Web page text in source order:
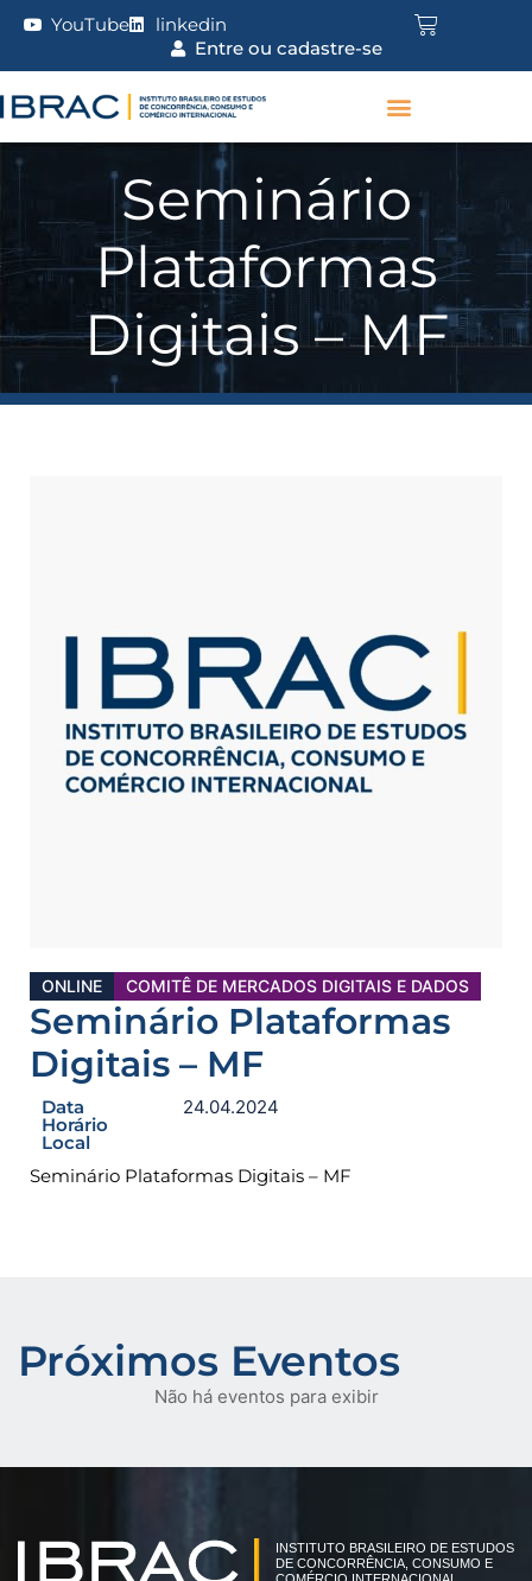
YouTube
linkedin
Entre ou cadastre-se
Seminário
Plataformas
Digitais – MF
ONLINE COMITÊ DE MERCADOS DIGITAIS E DADOS
Seminário Plataformas
Digitais – MF
Data
Horário
Local
24.04.2024
Seminário Plataformas Digitais – MF
Próximos Eventos
Não há eventos para exibir